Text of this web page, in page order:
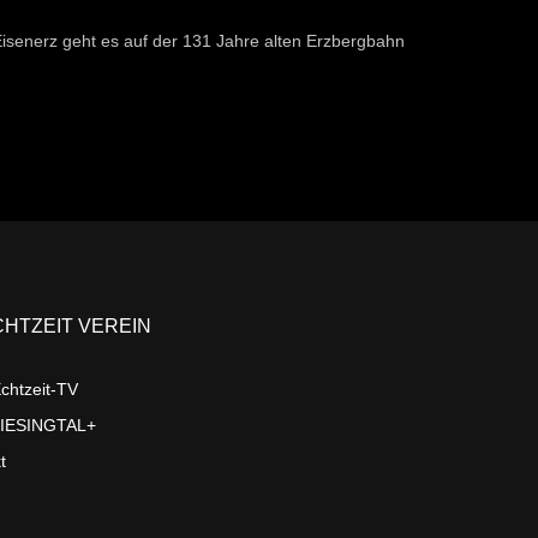
geht es auf der 131 Jahre alten Erzbergbahn
VEREIN
TV